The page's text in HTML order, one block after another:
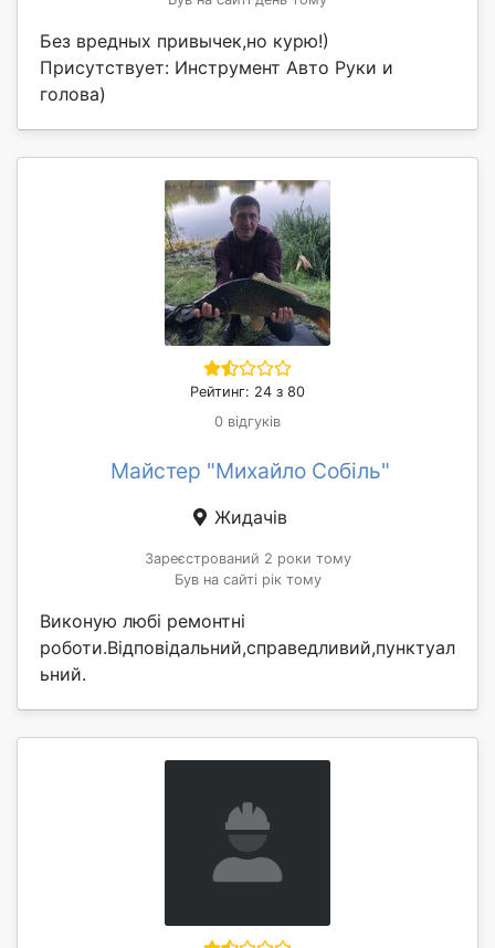
Без вредных привычек,но курю!)
Присутствует: Инструмент Авто Руки и
голова)
Рейтинг: 24 з 80
0 відгуків
Майстер "Михайло Собіль"
Жидачів
Зареєстрований 2 роки тому
Був на сайті рік тому
Виконую любі ремонтні
роботи.Відповідальний,справедливий,пунктуал
ьний.